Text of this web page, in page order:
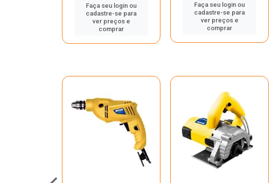
Faça seu login ou
cadastre-se para
ver preços e
comprar
Faça seu login ou
cadastre-se para
ver preços e
comprar